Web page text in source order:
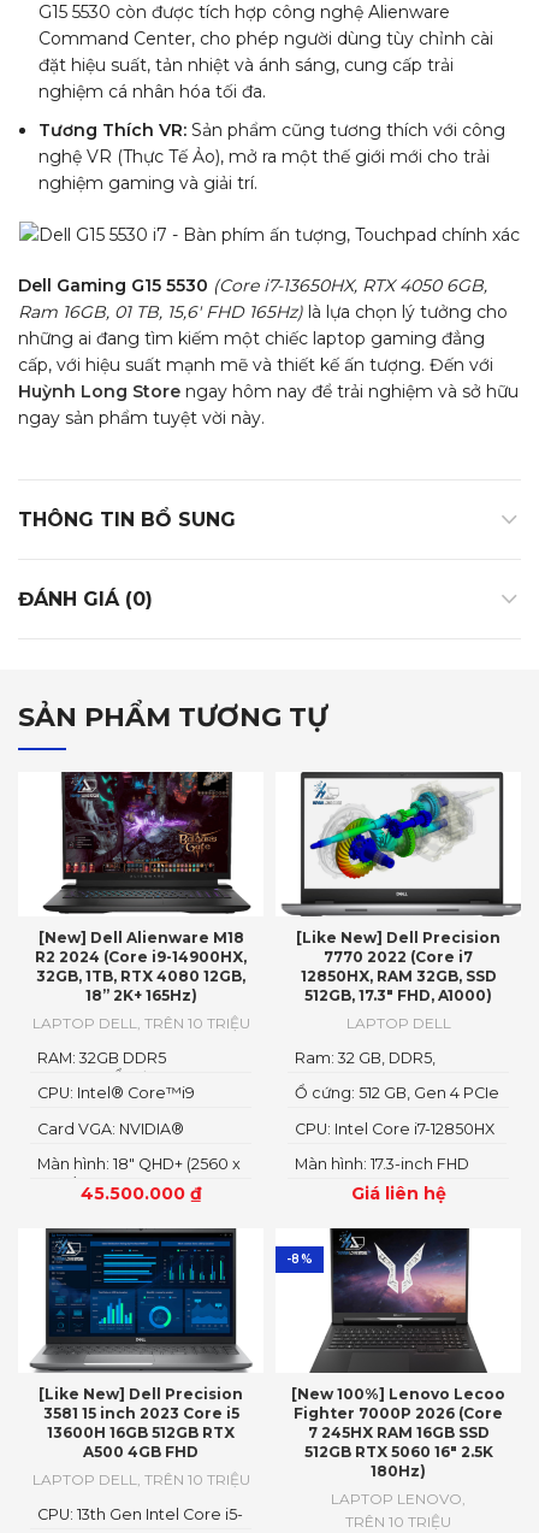
G15 5530 còn được tích hợp công nghệ Alienware
Command Center, cho phép người dùng tùy chỉnh cài
đặt hiệu suất, tản nhiệt và ánh sáng, cung cấp trải
nghiệm cá nhân hóa tối đa.
Tương Thích VR: Sản phẩm cũng tương thích với công
nghệ VR (Thực Tế Ảo), mở ra một thế giới mới cho trải
nghiệm gaming và giải trí.
Dell Gaming G15 5530 (Core i7-13650HX, RTX 4050 6GB,
Ram 16GB, 01 TB, 15,6′ FHD 165Hz) là lựa chọn lý tưởng cho
những ai đang tìm kiếm một chiếc laptop gaming đẳng
cấp, với hiệu suất mạnh mẽ và thiết kế ấn tượng. Đến với
Huỳnh Long Store ngay hôm nay để trải nghiệm và sở hữu
ngay sản phẩm tuyệt vời này.
THÔNG TIN BỔ SUNG
ĐÁNH GIÁ (0)
SẢN PHẨM TƯƠNG TỰ
[New] Dell Alienware M18
R2 2024 (Core i9-14900HX,
32GB, 1TB, RTX 4080 12GB,
18” 2K+ 165Hz)
LAPTOP DELL, TRÊN 10 TRIỆU
45.500.000 ₫
Màn hình: 18" QHD+ (2560 x
1600)
Card VGA: NVIDIA®
GDDR6
CPU: Intel® Core™i9
RAM: 32GB DDR5
4800MHzỔ cứng1TB PCIe
Gen4 M.2 SSD
[Like New] Dell Precision
7770 2022 (Core i7
12850HX, RAM 32GB, SSD
512GB, 17.3″ FHD, A1000)
LAPTOP DELL
Giá liên hệ
Màn hình: 17.3-inch FHD
1920 x 1080
CPU: Intel Core i7-12850HX
Ổ cứng: 512 GB, Gen 4 PCIe
Ram: 32 GB, DDR5,
[Like New] Dell Precision
3581 15 inch 2023 Core i5
13600H 16GB 512GB RTX
A500 4GB FHD
LAPTOP DELL, TRÊN 10 TRIỆU
CPU: 13th Gen Intel Core i5-
-8%
[New 100%] Lenovo Lecoo
Fighter 7000P 2026 (Core
7 245HX RAM 16GB SSD
512GB RTX 5060 16″ 2.5K
180Hz)
LAPTOP LENOVO,
TRÊN 10 TRIỆU